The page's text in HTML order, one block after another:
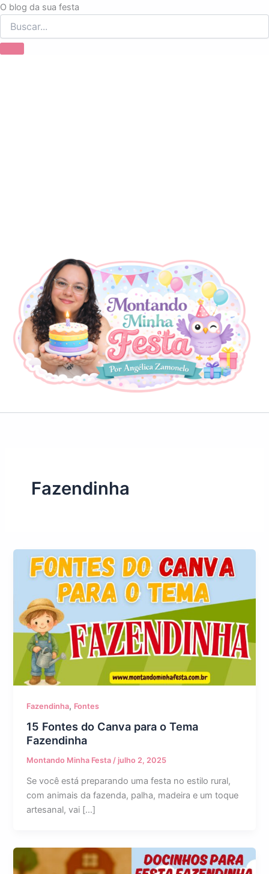
O blog da sua festa
Ir
para
o
Fazendinha
Fazendinha, Fontes
15 Fontes do Canva para o Tema
Fazendinha
Montando Minha Festa/ julho 2, 2025
Se você está preparando uma festa no estilo rural,
com animais da fazenda, palha, madeira e um toque
artesanal, vai […]